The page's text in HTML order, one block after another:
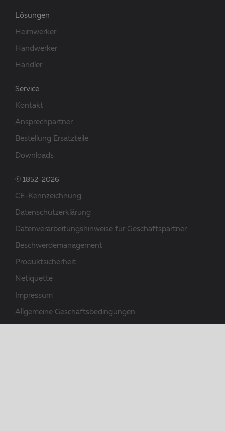
Lösungen
Heimwerker
Handwerker
Händler
Service
Kontakt
Ansprechpartner
Bestellung Ersatzteile
Downloads
© 1852-2026
CE-Kennzeichnung
Datenschutzerklärung
Datenverarbeitungshinweise für Geschäftspartner
Beschwerdemanagement
Produktsicherheit
Netiquette
Impressum
Allgemeine Geschäftsbedingungen